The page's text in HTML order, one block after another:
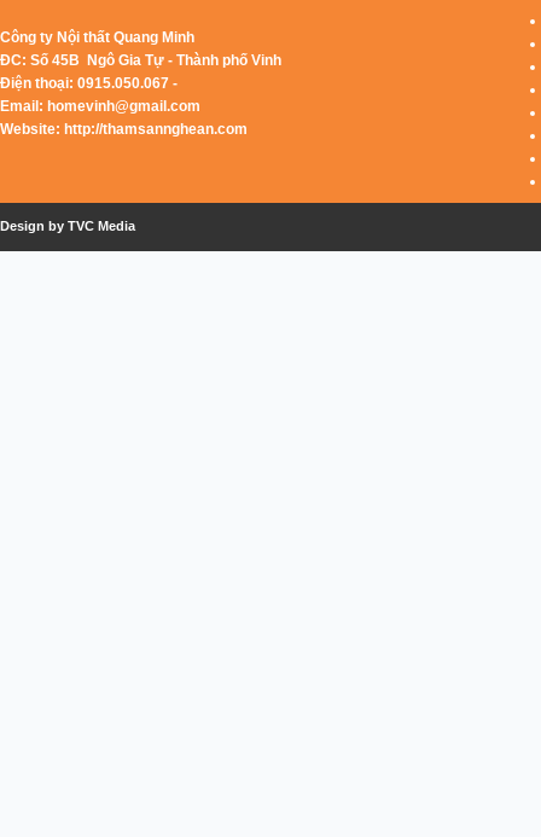
Công ty Nội thất Quang Minh
ĐC: Số 45B Ngô Gia Tự - Thành phố Vinh
Điện thoại: 0915.050.067 -
Email: homevinh@gmail.com
Website: http://thamsannghean.com
Design by TVC Media